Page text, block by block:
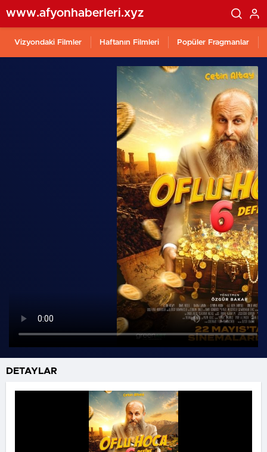
www.afyonhaberleri.xyz
Vizyondaki Filmler Haftanın Filmleri Popüler Fragmanlar
DETAYLAR